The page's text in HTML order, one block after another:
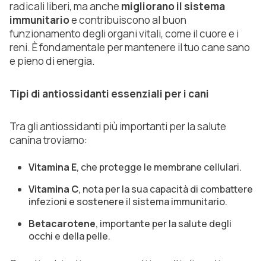
radicali liberi, ma anche migliorano il sistema
immunitarioe contribuiscono al buon
funzionamento degli organi vitali, come il cuore e i
reni. È fondamentale per mantenere il tuo cane sano
e pieno di energia.
Tipi di antiossidanti essenziali per i cani
Tra gli antiossidanti più importanti per la salute
canina troviamo:
Vitamina E, che protegge le membrane cellulari.
Vitamina C, nota per la sua capacità di combattere
infezioni e sostenere il sistema immunitario.
Betacarotene, importante per la salute degli
occhi e della pelle.